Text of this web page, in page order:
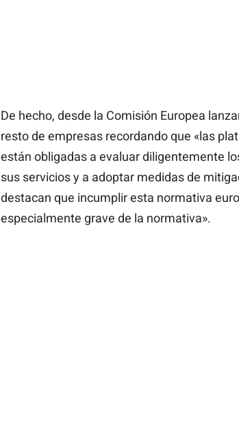
De hecho, desde la Comisión Europea
resto de empresas recordando que «las
están obligadas a evaluar diligentemente
sus servicios y a adoptar medidas de
destacan que incumplir esta normativa
especialmente grave de la normativa».